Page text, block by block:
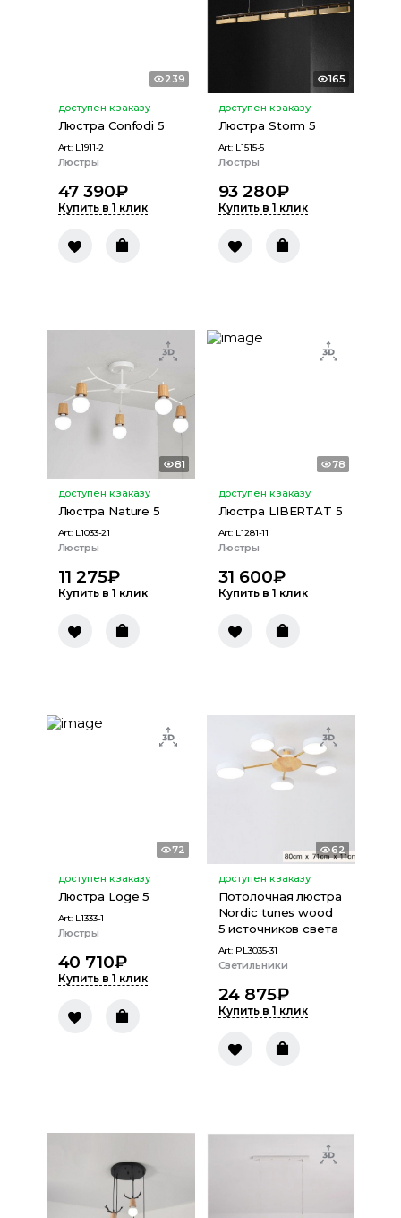
239
доступен к заказу
Люстра Confodi 5
Art: L1911-2
Люстры
47 390₽
Купить в 1 клик
165
доступен к заказу
Люстра Storm 5
Art: L1515-5
Люстры
93 280₽
Купить в 1 клик
81
доступен к заказу
Люстра Nature 5
Art: L1033-21
Люстры
11 275₽
Купить в 1 клик
78
доступен к заказу
Люстра LIBERTAT 5
Art: L1281-11
Люстры
31 600₽
Купить в 1 клик
72
доступен к заказу
Люстра Loge 5
Art: L1333-1
Люстры
40 710₽
Купить в 1 клик
62
доступен к заказу
Потолочная люстра
Nordic tunes wood
5 источников света
Art: PL3035-31
Светильники
24 875₽
Купить в 1 клик